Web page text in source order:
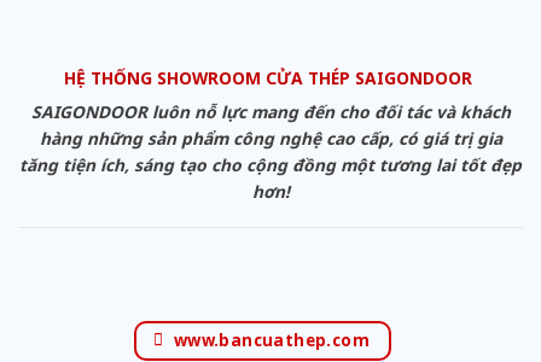
HỆ THỐNG SHOWROOM CỬA THÉP SAIGONDOOR
SAIGONDOOR luôn nỗ lực mang đến cho đối tác và khách
hàng những sản phẩm công nghệ cao cấp, có giá trị gia
tăng tiện ích, sáng tạo cho cộng đồng một tương lai tốt đẹp
hơn!
www.bancuathep.com